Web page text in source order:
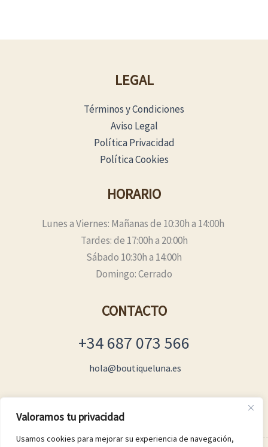
Valoramos tu privacidad
Usamos cookies para mejorar su experiencia de navegación,
LEGAL
Términos y Condiciones
Aviso Legal
Política Privacidad
Política Cookies
HORARIO
Lunes a Viernes: Mañanas de 10:30h a 14:00h
Tardes: de 17:00h a 20:00h
Sábado 10:30h a 14:00h
Domingo: Cerrado
CONTACTO
+34 687 073 566
hola@boutiqueluna.es